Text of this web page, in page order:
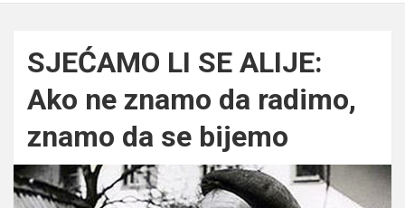
SJEĆAMO LI SE ALIJE:
Ako ne znamo da radimo,
znamo da se bijemo